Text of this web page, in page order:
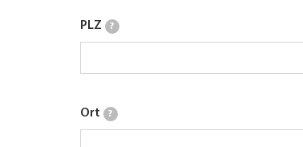
PLZ ?
Ort ?